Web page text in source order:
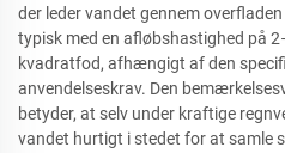
der leder vandet gennem
typisk med en afløbshastighed på
kvadratfod, afhængigt af den
anvendelseskrav. Den
betyder, at selv under kraftige
vandet hurtigt i stedet for at samle